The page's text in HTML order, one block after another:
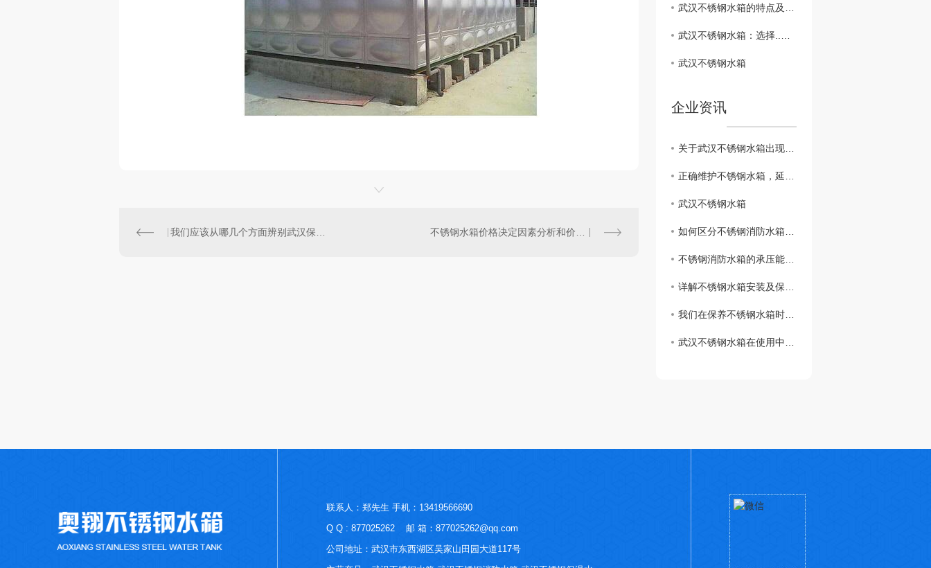
我们应该从哪几个方面辨别武汉保温水箱的好坏呢 不锈钢水箱价格决定因素分析和价格包含哪些
武汉不锈钢水箱的特点及应用领域
武汉不锈钢水箱：选择..材料打造品质之选
武汉不锈钢水箱
企业资讯
关于武汉不锈钢水箱出现漏水时如何处理呢？
正确维护不锈钢水箱，延长使用寿命
武汉不锈钢水箱
如何区分不锈钢消防水箱和不锈钢生活水箱？
不锈钢消防水箱的承压能力怎么样？
详解不锈钢水箱安装及保养流程是什么呢？快来和小编一起了解一下吧！
我们在保养不锈钢水箱时需要检查哪些地方呢？
武汉不锈钢水箱在使用中注意哪些细节？
联系人：郑先生 手机：13419566690
Q Q : 877025262 邮 箱：877025262@qq.com
公司地址：武汉市东西湖区吴家山田园大道117号